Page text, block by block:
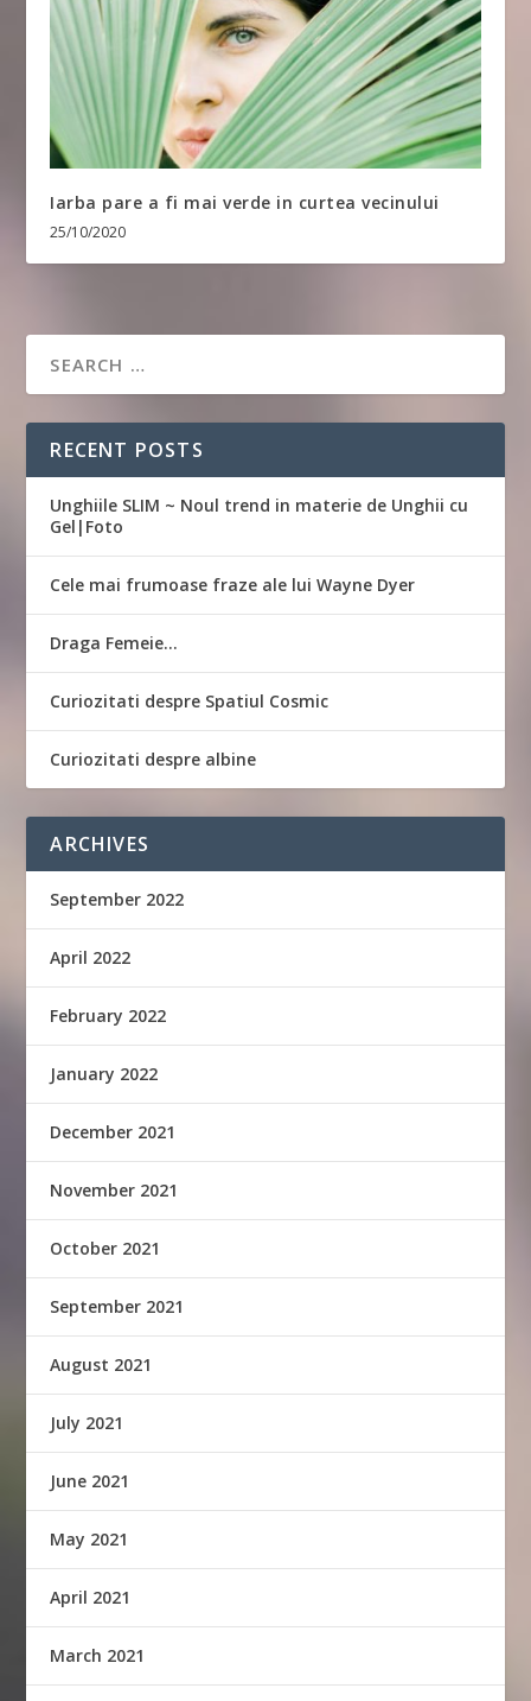
Iarba pare a fi mai verde in curtea vecinului
25/10/2020
RECENT POSTS
Unghiile SLIM ~ Noul trend in materie de Unghii cu
Gel|Foto
Cele mai frumoase fraze ale lui Wayne Dyer
Draga Femeie…
Curiozitati despre Spatiul Cosmic
Curiozitati despre albine
ARCHIVES
September 2022
April 2022
February 2022
January 2022
December 2021
November 2021
October 2021
September 2021
August 2021
July 2021
June 2021
May 2021
April 2021
March 2021